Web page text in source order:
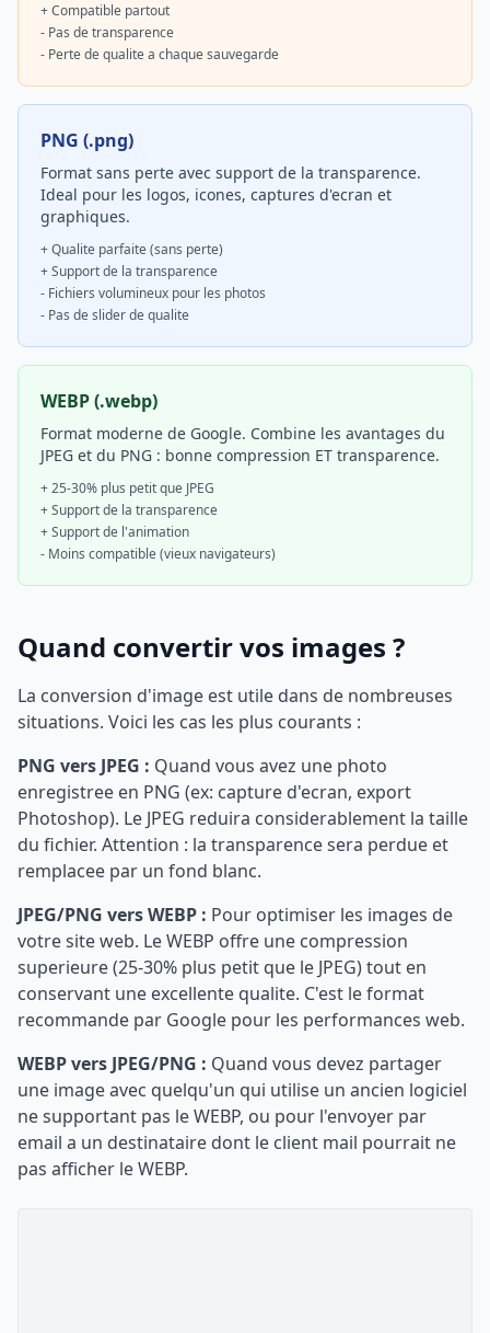
+ Compatible partout
- Pas de transparence
- Perte de qualite a chaque sauvegarde
PNG (.png)
Format sans perte avec support de la transparence.
Ideal pour les logos, icones, captures d'ecran et
graphiques.
+ Qualite parfaite (sans perte)
+ Support de la transparence
- Fichiers volumineux pour les photos
- Pas de slider de qualite
WEBP (.webp)
Format moderne de Google. Combine les avantages du
JPEG et du PNG : bonne compression ET transparence.
+ 25-30% plus petit que JPEG
+ Support de la transparence
+ Support de l'animation
- Moins compatible (vieux navigateurs)
Quand convertir vos images ?
La conversion d'image est utile dans de nombreuses
situations. Voici les cas les plus courants :
PNG vers JPEG : Quand vous avez une photo
enregistree en PNG (ex: capture d'ecran, export
Photoshop). Le JPEG reduira considerablement la taille
du fichier. Attention : la transparence sera perdue et
remplacee par un fond blanc.
JPEG/PNG vers WEBP : Pour optimiser les images de
votre site web. Le WEBP offre une compression
superieure (25-30% plus petit que le JPEG) tout en
conservant une excellente qualite. C'est le format
recommande par Google pour les performances web.
WEBP vers JPEG/PNG : Quand vous devez partager
une image avec quelqu'un qui utilise un ancien logiciel
ne supportant pas le WEBP, ou pour l'envoyer par
email a un destinataire dont le client mail pourrait ne
pas afficher le WEBP.